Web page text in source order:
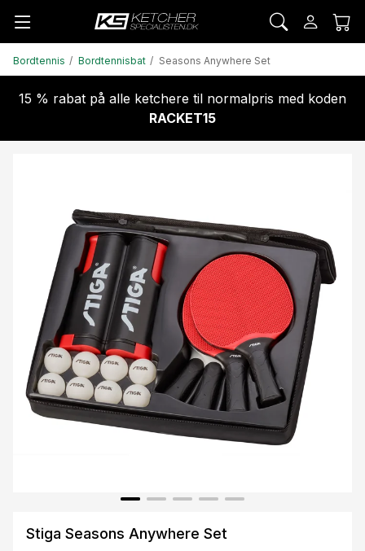
Bordtennis Bordtennisbat Seasons Anywhere Set
15 % rabat på alle ketchere til normalpris med koden
RACKET15
Stiga Seasons Anywhere Set